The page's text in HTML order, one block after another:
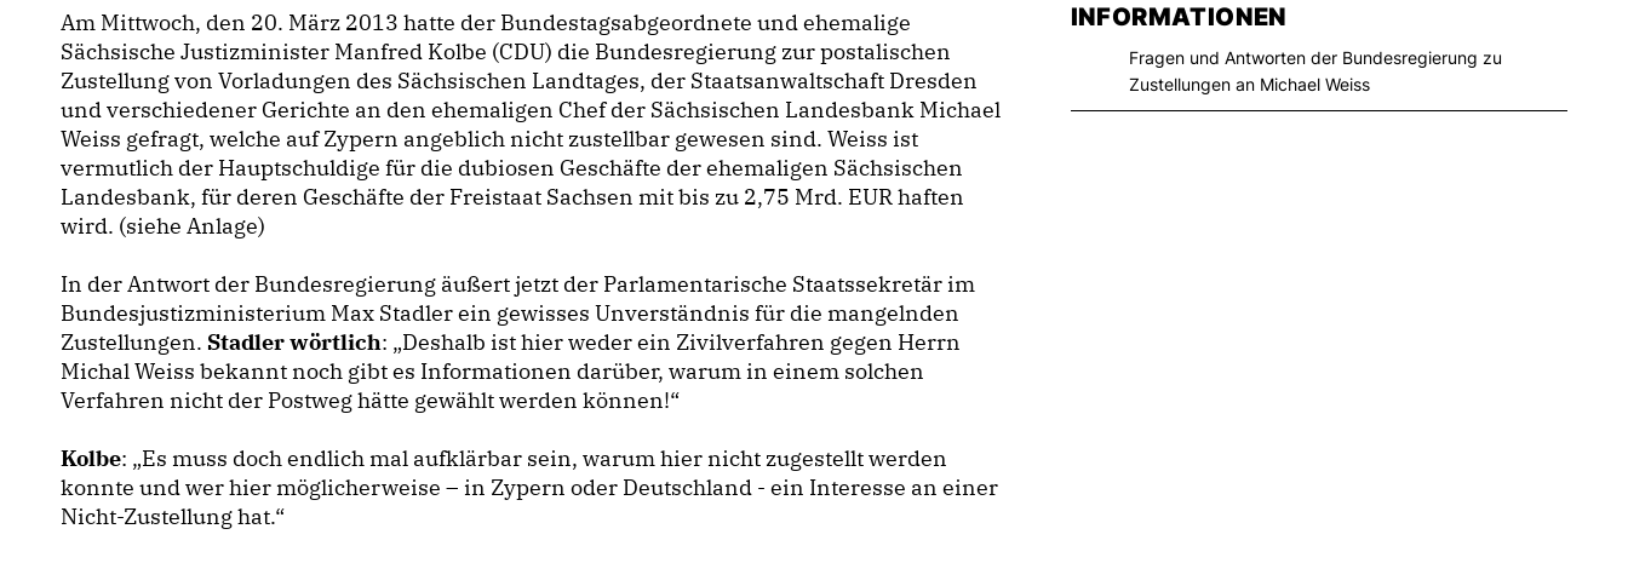
Am Mittwoch, den 20. März 2013 hatte der Bundestagsabgeordnete und ehemalige
Sächsische Justizminister Manfred Kolbe (CDU) die Bundesregierung zur postalischen
Zustellung von Vorladungen des Sächsischen Landtages, der Staatsanwaltschaft Dresden
und verschiedener Gerichte an den ehemaligen Chef der Sächsischen Landesbank Michael
Weiss gefragt, welche auf Zypern angeblich nicht zustellbar gewesen sind. Weiss ist
vermutlich der Hauptschuldige für die dubiosen Geschäfte der ehemaligen Sächsischen
Landesbank, für deren Geschäfte der Freistaat Sachsen mit bis zu 2,75 Mrd. EUR haften
wird. (siehe Anlage)
In der Antwort der Bundesregierung äußert jetzt der Parlamentarische Staatssekretär im
Bundesjustizministerium Max Stadler ein gewisses Unverständnis für die mangelnden
Zustellungen. Stadler wörtlich: „Deshalb ist hier weder ein Zivilverfahren gegen Herrn
Michal Weiss bekannt noch gibt es Informationen darüber, warum in einem solchen
Verfahren nicht der Postweg hätte gewählt werden können!“
Kolbe: „Es muss doch endlich mal aufklärbar sein, warum hier nicht zugestellt werden
konnte und wer hier möglicherweise – in Zypern oder Deutschland - ein Interesse an einer
Nicht-Zustellung hat.“
INFORMATIONEN
Fragen und Antworten der Bundesregierung zu
Zustellungen an Michael Weiss